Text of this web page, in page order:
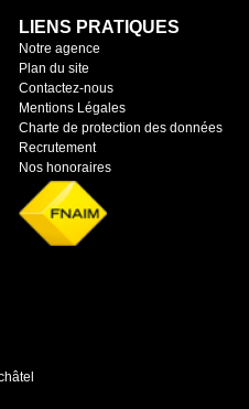
LIENS PRATIQUES
Notre agence
Plan du site
Contactez-nous
Mentions Légales
Charte de protection des données
Recrutement
Nos honoraires